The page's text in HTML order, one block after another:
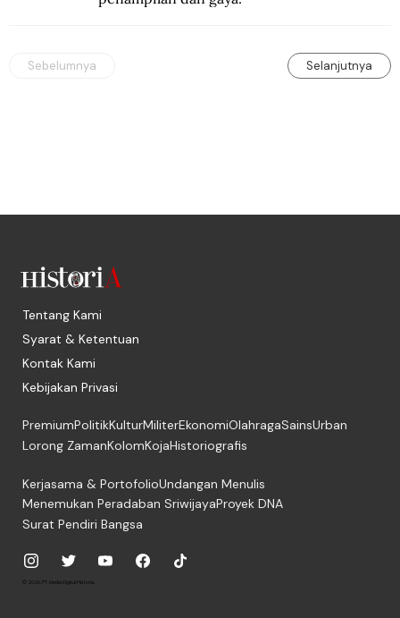
Sebelumnya Selanjutnya
Tentang Kami
Syarat & Ketentuan
Kontak Kami
Kebijakan Privasi
PremiumPolitikKulturMiliterEkonomiOlahragaSainsUrban
Lorong ZamanKolomKojaHistoriografis
Kerjasama & PortofolioUndangan Menulis
Menemukan Peradaban SriwijayaProyek DNA
Surat Pendiri Bangsa
© 2026, PT. Media Digital Historia.